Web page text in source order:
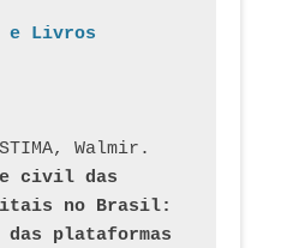
e Livros
civil das
no Brasil:
plataformas